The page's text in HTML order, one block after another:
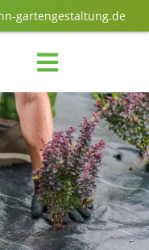
gartengestaltung.de